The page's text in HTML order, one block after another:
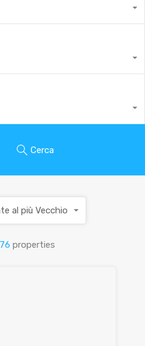
Cerca
76 properties
al più Vecchio